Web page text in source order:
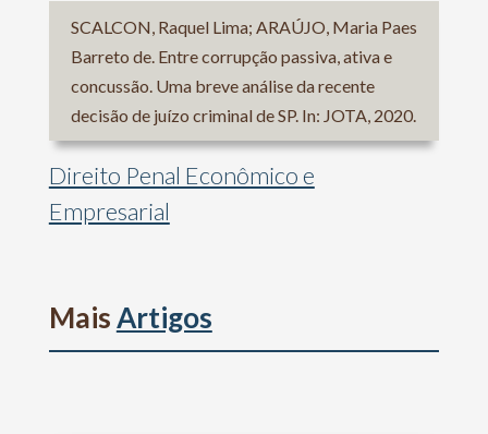
SCALCON, Raquel Lima; ARAÚJO, Maria Paes
Barreto de. Entre corrupção passiva, ativa e
concussão. Uma breve análise da recente
decisão de juízo criminal de SP. In: JOTA, 2020.
Direito Penal Econômico e
Empresarial
MaisArtigos